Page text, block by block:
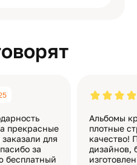
прекрасные
для
за
бесплатный
Альбомы
плотные
качество!
дизайнов,